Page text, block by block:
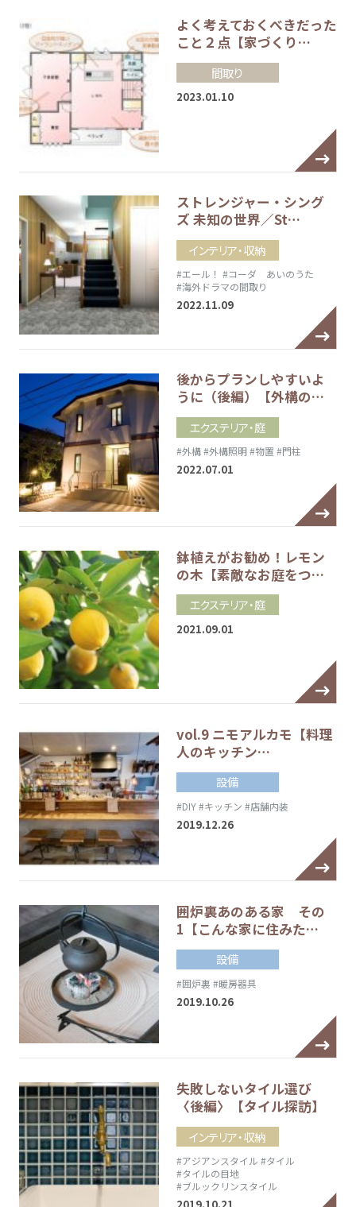
よく考えておくべきだった
こと２点【家づくり…
間取り
2023.01.10
ストレンジャー・シング
ズ 未知の世界／St…
インテリア・収納
#エール！ #コーダ あいのうた
#海外ドラマの間取り
2022.11.09
後からプランしやすいよ
うに（後編）【外構の…
エクステリア・庭
#外構#外構照明 #物置 #門柱
2022.07.01
鉢植えがお勧め！レモン
の木【素敵なお庭をつ…
エクステリア・庭
2021.09.01
vol.9 ニモアルカモ【料理
人のキッチン…
設備
#DIY#キッチン #店舗内装
2019.12.26
囲炉裏あのある家 その
1【こんな家に住みた…
設備
#囲炉裏 #暖房器具
2019.10.26
失敗しないタイル選び
〈後編〉【タイル探訪】
インテリア・収納
#アジアンスタイル #タイル
#タイルの目地
#ブルックリンスタイル